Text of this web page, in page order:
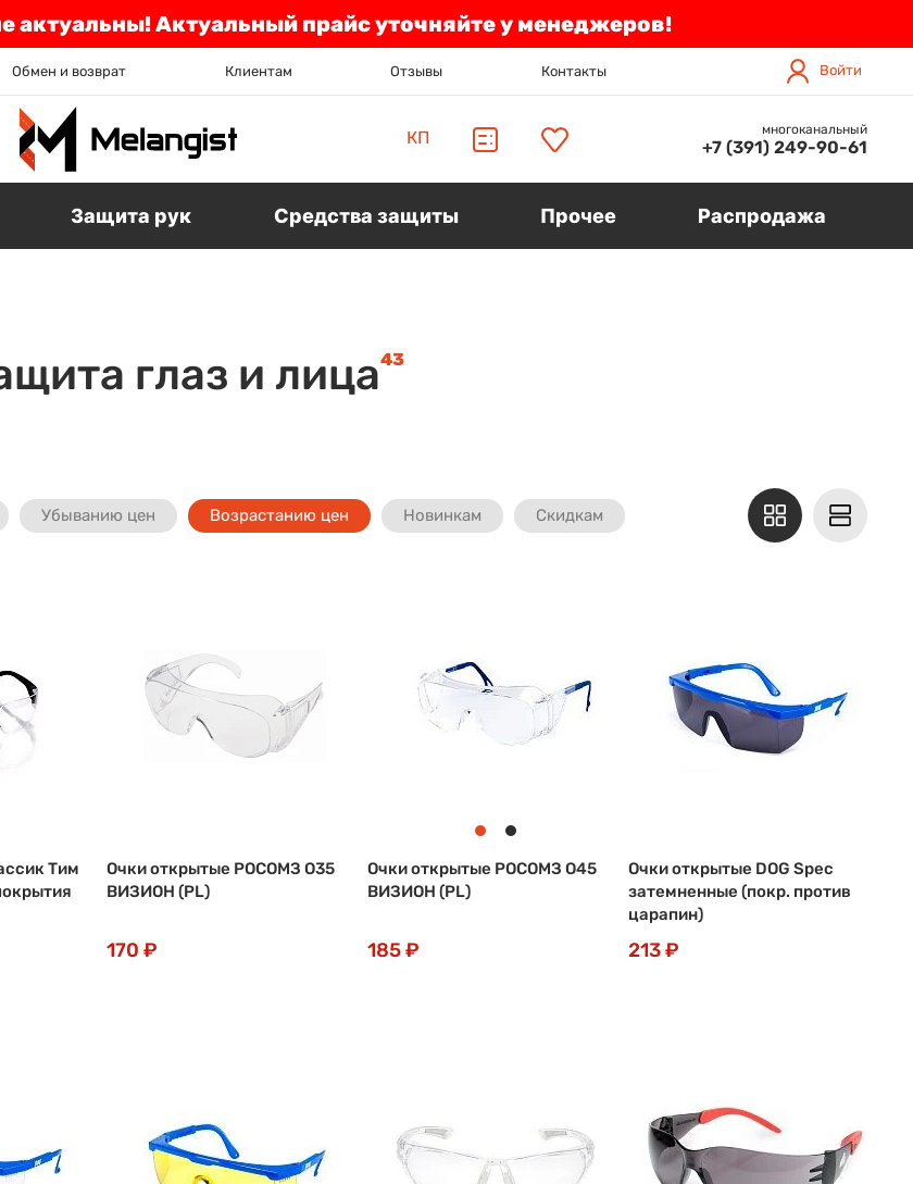
актуальны! Актуальный прайс уточняйте у менеджеров!
Обмен и возврат Клиентам Отзывы Контакты Войти
КП многоканальный
+7 (391) 249-90-61
Защита рук Средства защиты Прочее Распродажа
глаз и лица43
Убыванию цен Возрастанию цен Новинкам Скидкам
Тим
Очки открытые РОСОМЗ О35
ВИЗИОН (PL)
170 ₽
Очки открытые РОСОМЗ О45
ВИЗИОН (PL)
185 ₽
Очки открытые DOG Spec
затемненные (покр. против
царапин)
213 ₽